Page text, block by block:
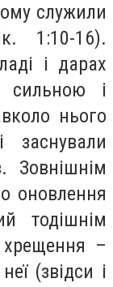
служили
1:10-16).
і дарах
сильною і
нього
заснували
Зовнішнім
оновлення
тодішнім
хрещення –
(звідси і